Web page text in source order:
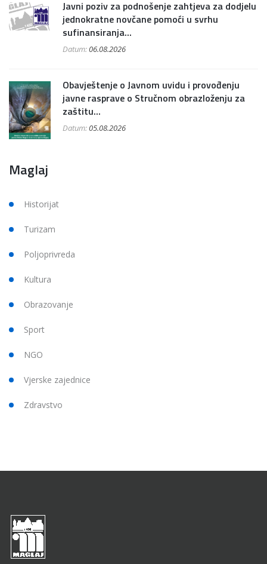
Javni poziv za podnošenje zahtjeva za dodjelu
jednokratne novčane pomoći u svrhu
sufinansiranja...
Datum:06.08.2026
Obavještenje o Javnom uvidu i provođenju
javne rasprave o Stručnom obrazloženju za
zaštitu...
Datum:05.08.2026
Maglaj
Historijat
Turizam
Poljoprivreda
Kultura
Obrazovanje
Sport
NGO
Vjerske zajednice
Zdravstvo